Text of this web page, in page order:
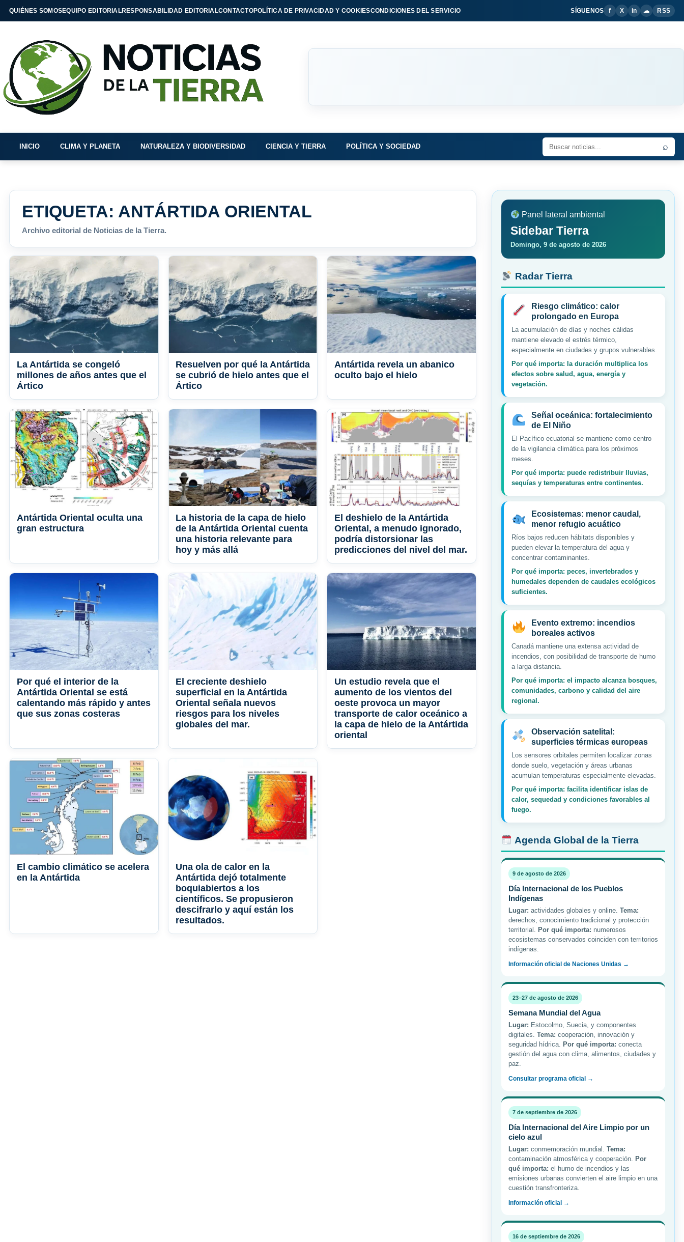
QUIÉNES SOMOSEQUIPO EDITORIALRESPONSABILIDAD EDITORIALCONTACTOPOLÍTICA DE PRIVACIDAD Y COOKIESCONDICIONES DEL SERVICIO SÍGUENOS f X in ☁ RSS
INICIO CLIMA Y PLANETA NATURALEZA Y BIODIVERSIDAD CIENCIA Y TIERRA POLÍTICA Y SOCIEDAD ⌕
ETIQUETA: ANTÁRTIDA ORIENTAL
Archivo editorial de Noticias de la Tierra.
La Antártida se congeló
millones de años antes que el
Ártico
Resuelven por qué la Antártida
se cubrió de hielo antes que el
Ártico
Antártida revela un abanico
oculto bajo el hielo
Antártida Oriental oculta una
gran estructura
La historia de la capa de hielo
de la Antártida Oriental cuenta
una historia relevante para
hoy y más allá
El deshielo de la Antártida
Oriental, a menudo ignorado,
podría distorsionar las
predicciones del nivel del mar.
Por qué el interior de la
Antártida Oriental se está
calentando más rápido y antes
que sus zonas costeras
El creciente deshielo
superficial en la Antártida
Oriental señala nuevos
riesgos para los niveles
globales del mar.
Un estudio revela que el
aumento de los vientos del
oeste provoca un mayor
transporte de calor oceánico a
la capa de hielo de la Antártida
oriental
El cambio climático se acelera
en la Antártida
Una ola de calor en la
Antártida dejó totalmente
boquiabiertos a los
científicos. Se propusieron
descifrarlo y aquí están los
resultados.
Panel lateral ambiental
Sidebar Tierra
Domingo, 9 de agosto de 2026
Radar Tierra
Riesgo climático: calor
prolongado en Europa
La acumulación de días y noches cálidas
mantiene elevado el estrés térmico,
especialmente en ciudades y grupos vulnerables.
Por qué importa: la duración multiplica los
efectos sobre salud, agua, energía y
vegetación.
Señal oceánica: fortalecimiento
de El Niño
El Pacífico ecuatorial se mantiene como centro
de la vigilancia climática para los próximos
meses.
Por qué importa: puede redistribuir lluvias,
sequías y temperaturas entre continentes.
Ecosistemas: menor caudal,
menor refugio acuático
Ríos bajos reducen hábitats disponibles y
pueden elevar la temperatura del agua y
concentrar contaminantes.
Por qué importa: peces, invertebrados y
humedales dependen de caudales ecológicos
suficientes.
Evento extremo: incendios
boreales activos
Canadá mantiene una extensa actividad de
incendios, con posibilidad de transporte de humo
a larga distancia.
Por qué importa: el impacto alcanza bosques,
comunidades, carbono y calidad del aire
regional.
Observación satelital:
superficies térmicas europeas
Los sensores orbitales permiten localizar zonas
donde suelo, vegetación y áreas urbanas
acumulan temperaturas especialmente elevadas.
Por qué importa: facilita identificar islas de
calor, sequedad y condiciones favorables al
fuego.
Agenda Global de la Tierra
9 de agosto de 2026
Día Internacional de los Pueblos
Indígenas
Lugar: actividades globales y online. Tema:
derechos, conocimiento tradicional y protección
territorial. Por qué importa: numerosos
ecosistemas conservados coinciden con territorios
indígenas.
Información oficial de Naciones Unidas →
23–27 de agosto de 2026
Semana Mundial del Agua
Lugar: Estocolmo, Suecia, y componentes
digitales. Tema: cooperación, innovación y
seguridad hídrica. Por qué importa: conecta
gestión del agua con clima, alimentos, ciudades y
paz.
Consultar programa oficial →
7 de septiembre de 2026
Día Internacional del Aire Limpio por un
cielo azul
Lugar: conmemoración mundial. Tema:
contaminación atmosférica y cooperación. Por
qué importa: el humo de incendios y las
emisiones urbanas convierten el aire limpio en una
cuestión transfronteriza.
Información oficial →
16 de septiembre de 2026